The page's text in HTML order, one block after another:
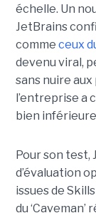
échelle. Un
JetBrains
comme ceux
devenu viral,
sans nuire
l’entreprise a
bien
Pour son
d’évaluation
issues de
du